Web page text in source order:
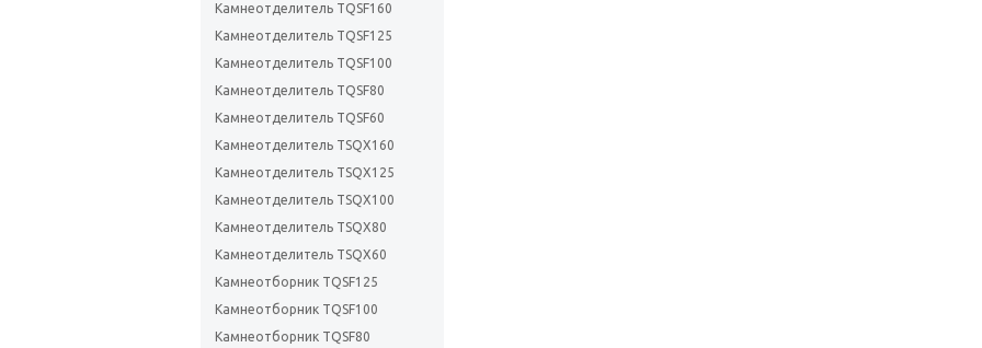
Камнеотделитель TQSF160
Камнеотделитель TQSF125
Камнеотделитель TQSF100
Камнеотделитель TQSF80
Камнеотделитель TQSF60
Камнеотделитель TSQX160
Камнеотделитель TSQX125
Камнеотделитель TSQX100
Камнеотделитель TSQX80
Камнеотделитель TSQX60
Камнеотборник TQSF125
Камнеотборник TQSF100
Камнеотборник TQSF80